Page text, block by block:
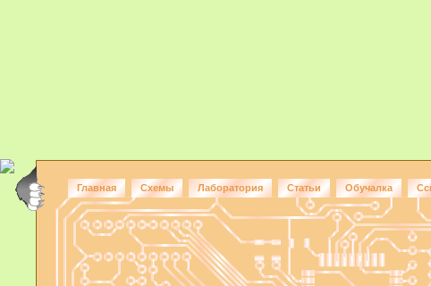
Главная Схемы Лаборатория Статьи Обучалка